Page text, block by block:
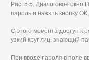
Рис. 5.5. Диалоговое окно
пароль и нажать кнопку
С этого момента доступ к
узкий круг лиц, знающий
При вводе пароля в поле